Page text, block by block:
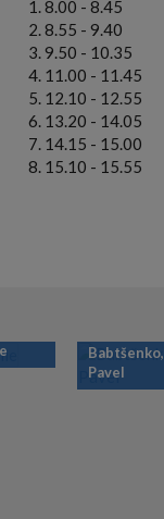
8.00 - 8.45
8.55 - 9.40
9.50 - 10.35
11.00 - 11.45
12.10 - 12.55
13.20 - 14.05
14.15 - 15.00
15.10 - 15.55
Babtšenko,
Pavel